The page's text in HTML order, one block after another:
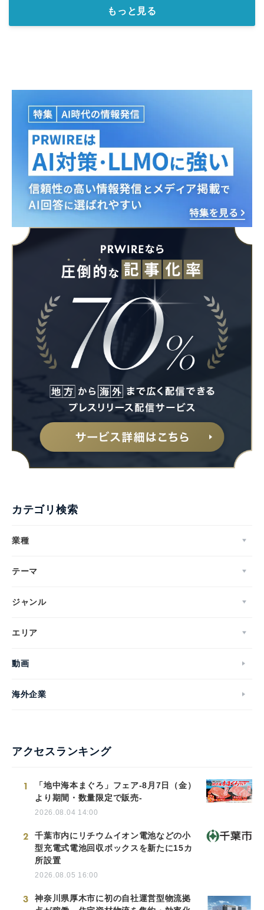
もっと見る
カテゴリ検索
業種
テーマ
ジャンル
エリア
動画
海外企業
アクセスランキング
1
「地中海本まぐろ」フェア-8月7日（金）
より期間・数量限定で販売-
2026.08.04 14:00
2
千葉市内にリチウムイオン電池などの小
型充電式電池回収ボックスを新たに15カ
所設置
2026.08.05 16:00
3
神奈川県厚木市に初の自社運営型物流拠